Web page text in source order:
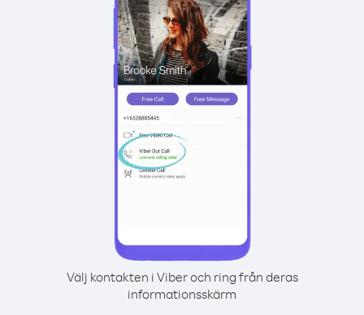
Välj kontakten i Viber och ring från deras
informationsskärm